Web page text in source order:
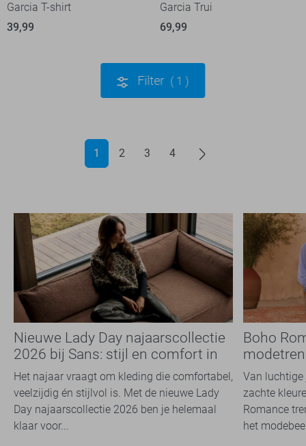
Garcia T-shirt
39,99
Garcia Trui
69,99
Filter 1
1 2 3 4
Nieuwe Lady Day najaarscollectie
2026 bij Sans: stijl en comfort in
travelkwaliteit
Het najaar vraagt om kleding die comfortabel,
veelzijdig én stijlvol is. Met de nieuwe Lady
Day najaarscollectie 2026 ben je helemaal
klaar voor...
Boho
overal
Van luchtige
zachte
Romance
het